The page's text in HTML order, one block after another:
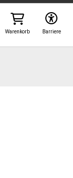
Barriere
Warenkorb